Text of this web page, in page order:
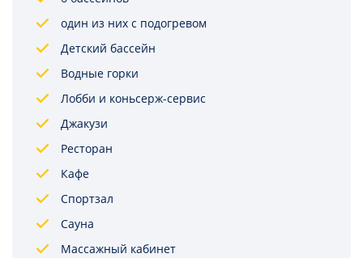
один из них с подогревом
Детский бассейн
Водные горки
Лобби и коньсерж-сервис
Джакузи
Ресторан
Кафе
Спортзал
Сауна
Массажный кабинет